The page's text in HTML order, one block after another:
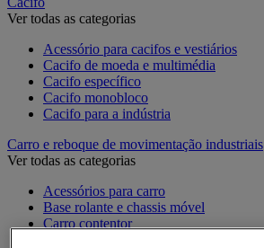
Ver todas as categorias
Acessório para cacifos e vestiários
Cacifo de moeda e multimédia
Cacifo específico
Cacifo monobloco
Cacifo para a indústria
Carro e reboque de movimentação industriais
Ver todas as categorias
Acessórios para carro
Base rolante e chassis móvel
Carro contentor